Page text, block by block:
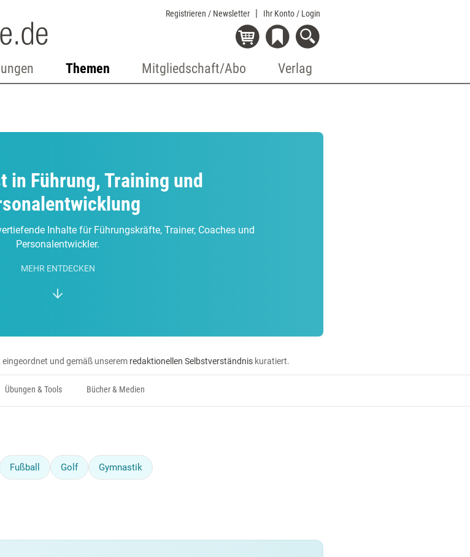
Registrieren / Newsletter Ihr Konto / Login
Themen Mitgliedschaft/Abo Verlag
in Führung, Training und
Inhalte für Führungskräfte, Trainer, Coaches und
Personalentwickler.
MEHR ENTDECKEN
und gemäß unserem redaktionellen Selbstverständnis kuratiert.
Übungen & Tools Bücher & Medien
Fußball Golf Gymnastik